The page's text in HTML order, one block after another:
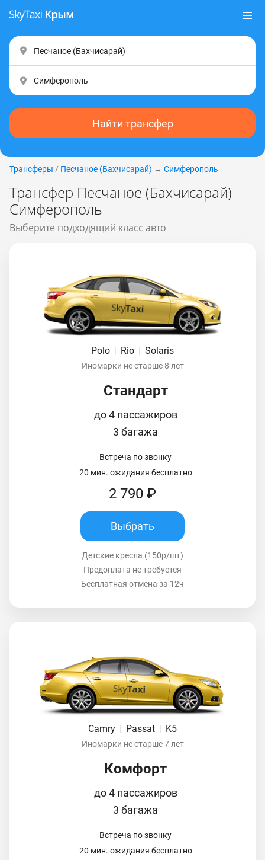
Найти трансфер
Трансферы / Песчаное (Бахчисарай) → Симферополь
Трансфер Песчаное (Бахчисарай) –
Симферополь
Выберите подходящий класс авто
Polo | Rio | Solaris
Иномарки не старше 8 лет
Стандарт
до 4 пассажиров
3 багажа
Встреча по звонку
20 мин. ожидания бесплатно
2 790 ₽
Выбрать
Детские кресла (150р/шт)
Предоплата не требуется
Бесплатная отмена за 12ч
Camry Passat K5
Иномарки не старше 7 лет
Комфорт
до 4 пассажиров
3 багажа
Встреча по звонку
20 мин. ожидания бесплатно